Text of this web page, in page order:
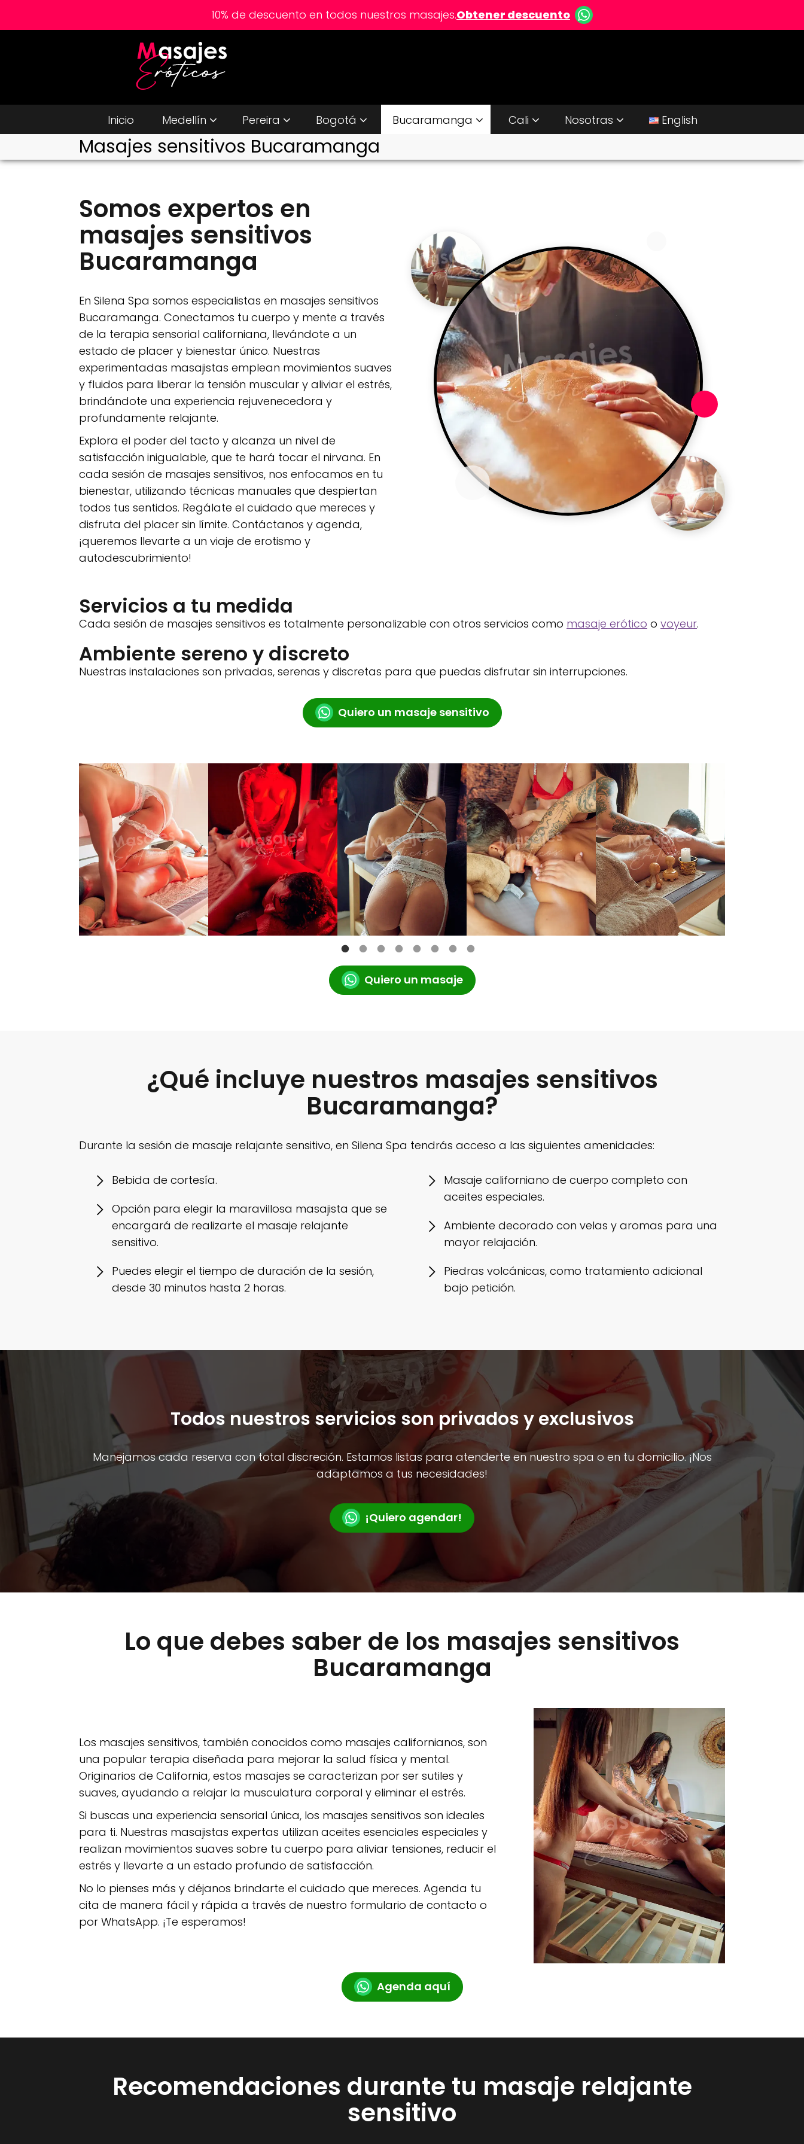
10% de descuento en todos nuestros masajes.Obtener descuento
Inicio Medellín Pereira Bogotá Bucaramanga Cali Nosotras English
Masajes sensitivos Bucaramanga
Somos expertos en
masajes sensitivos
Bucaramanga
En Silena Spa somos especialistas en masajes sensitivos
Bucaramanga. Conectamos tu cuerpo y mente a través
de la terapia sensorial californiana, llevándote a un
estado de placer y bienestar único. Nuestras
experimentadas masajistas emplean movimientos suaves
y fluidos para liberar la tensión muscular y aliviar el estrés,
brindándote una experiencia rejuvenecedora y
profundamente relajante.
Explora el poder del tacto y alcanza un nivel de
satisfacción inigualable, que te hará tocar el nirvana. En
cada sesión de masajes sensitivos, nos enfocamos en tu
bienestar, utilizando técnicas manuales que despiertan
todos tus sentidos. Regálate el cuidado que mereces y
disfruta del placer sin límite. Contáctanos y agenda,
¡queremos llevarte a un viaje de erotismo y
autodescubrimiento!
Servicios a tu medida
Cada sesión de masajes sensitivos es totalmente personalizable con otros servicios como masaje erótico o voyeur.
Ambiente sereno y discreto
Nuestras instalaciones son privadas, serenas y discretas para que puedas disfrutar sin interrupciones.
Quiero un masaje sensitivo
Quiero un masaje
¿Qué incluye nuestros masajes sensitivos
Bucaramanga?
Durante la sesión de masaje relajante sensitivo, en Silena Spa tendrás acceso a las siguientes amenidades:
Bebida de cortesía.
Opción para elegir la maravillosa masajista que se
encargará de realizarte el masaje relajante
sensitivo.
Puedes elegir el tiempo de duración de la sesión,
desde 30 minutos hasta 2 horas.
Masaje californiano de cuerpo completo con
aceites especiales.
Ambiente decorado con velas y aromas para una
mayor relajación.
Piedras volcánicas, como tratamiento adicional
bajo petición.
Todos nuestros servicios son privados y exclusivos
Manejamos cada reserva con total discreción. Estamos listas para atenderte en nuestro spa o en tu domicilio. ¡Nos
adaptamos a tus necesidades!
¡Quiero agendar!
Lo que debes saber de los masajes sensitivos
Bucaramanga
Los masajes sensitivos, también conocidos como masajes californianos, son
una popular terapia diseñada para mejorar la salud física y mental.
Originarios de California, estos masajes se caracterizan por ser sutiles y
suaves, ayudando a relajar la musculatura corporal y eliminar el estrés.
Si buscas una experiencia sensorial única, los masajes sensitivos son ideales
para ti. Nuestras masajistas expertas utilizan aceites esenciales especiales y
realizan movimientos suaves sobre tu cuerpo para aliviar tensiones, reducir el
estrés y llevarte a un estado profundo de satisfacción.
No lo pienses más y déjanos brindarte el cuidado que mereces. Agenda tu
cita de manera fácil y rápida a través de nuestro formulario de contacto o
por WhatsApp. ¡Te esperamos!
Agenda aquí
Recomendaciones durante tu masaje relajante
sensitivo